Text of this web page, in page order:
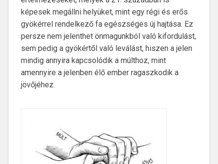
képesek megállni helyüket, mint egy régi és erős
gyökérrel rendelkező fa egészséges új hajtása. Ez
persze nem jelenthet önmagunkból való kifordulást,
sem pedig a gyökértől való leválást, hiszen a jelen
mindig annyira kapcsolódik a múlthoz, mint
amennyire a jelenben élő ember ragaszkodik a
jövőjéhez.